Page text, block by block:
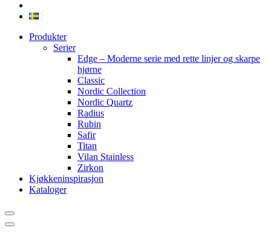
Produkter
Serier
Edge – Moderne serie med rette linjer og skarpe
hjørne
Classic
Nordic Collection
Nordic Quartz
Radius
Rubin
Safir
Titan
Vilan Stainless
Zirkon
Kjøkkeninspirasjon
Kataloger